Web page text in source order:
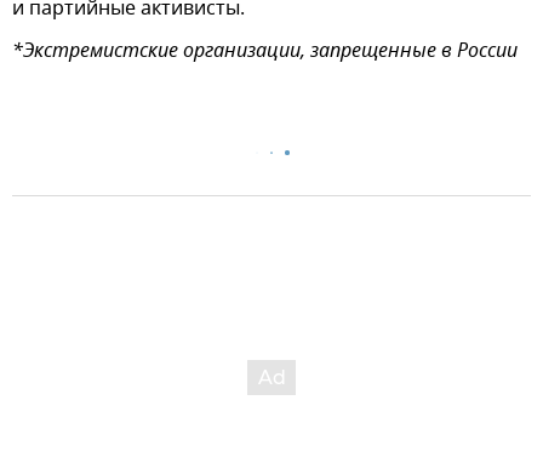
и партийные активисты.
*Экстремистские организации, запрещенные в России